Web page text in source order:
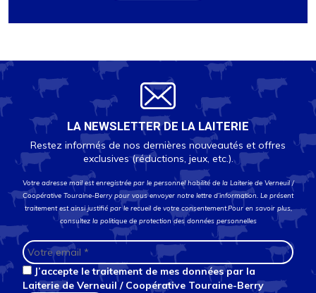
LA NEWSLETTER DE LA LAITERIE
Restez informés de nos dernières nouveautés et offres
exclusives (réductions, jeux, etc.).
Votre adresse mail est enregistrée par le personnel habilité de la Laiterie de Verneuil /
Coopérative Touraine-Berry pour vous envoyer notre lettre d’information. Le présent
traitement est ainsi justifié par le recueil de votre consentement.Pour en savoir plus,
consultez la politique de protection des données personnelles
J’accepte le traitement de mes données par la
Laiterie de Verneuil / Coopérative Touraine-Berry